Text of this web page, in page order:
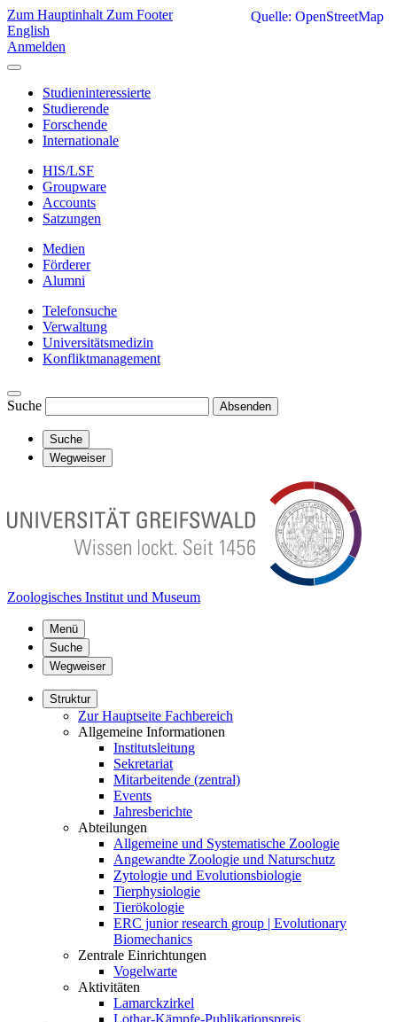
Zum Hauptinhalt Zum Footer
English
Anmelden
Studieninteressierte
Studierende
Forschende
Internationale
HIS/LSF
Groupware
Accounts
Satzungen
Medien
Förderer
Alumni
Telefonsuche
Verwaltung
Universitätsmedizin
Konfliktmanagement
Suche Absenden
Suche
Wegweiser
Zoologisches Institut und Museum
Menü
Suche
Wegweiser
Struktur
Zur Hauptseite Fachbereich
Allgemeine Informationen
Institutsleitung
Sekretariat
Mitarbeitende (zentral)
Events
Jahresberichte
Abteilungen
Allgemeine und Systematische Zoologie
Angewandte Zoologie und Naturschutz
Zytologie und Evolutionsbiologie
Tierphysiologie
Tierökologie
ERC junior research group | Evolutionary
Biomechanics
Zentrale Einrichtungen
Vogelwarte
Aktivitäten
Lamarckzirkel
Lothar-Kämpfe-Publikationspreis
Quelle: OpenStreetMap